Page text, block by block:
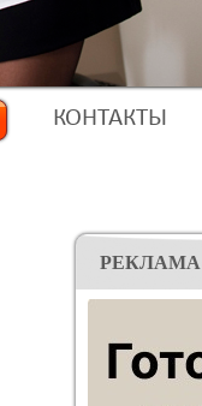
КОНТАКТЫ
РЕКЛАМА